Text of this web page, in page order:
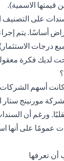
قيمتها الاسمية).
على التصنيف
أساسًا. يتم
لديك فكرة
لشركة مورنينج
تقلبًا. ورغم أن
عمومًا على أنها
تعرفها